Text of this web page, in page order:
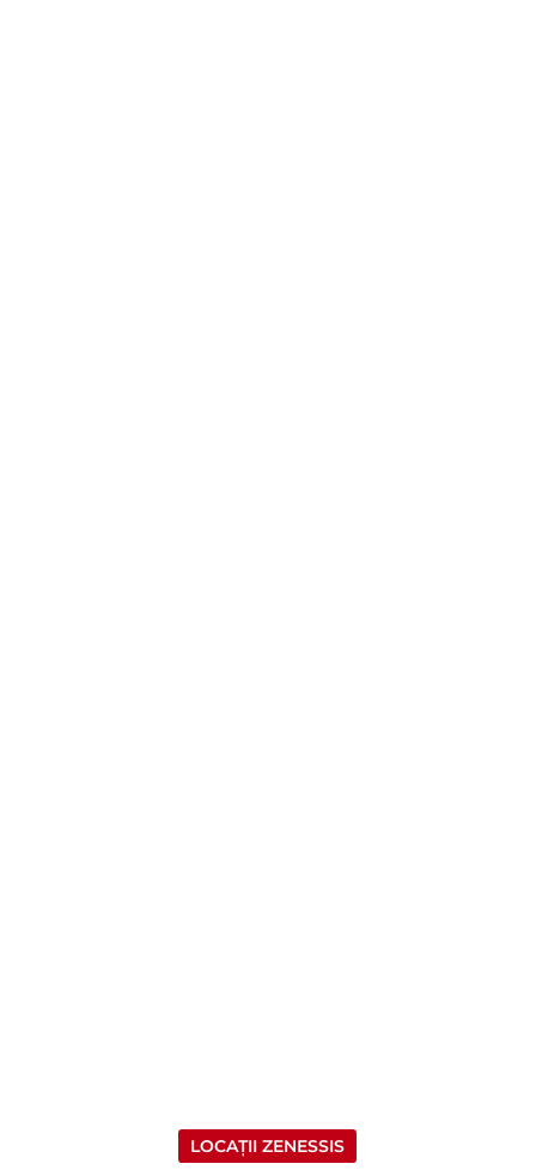
LOCAȚII ZENESSIS